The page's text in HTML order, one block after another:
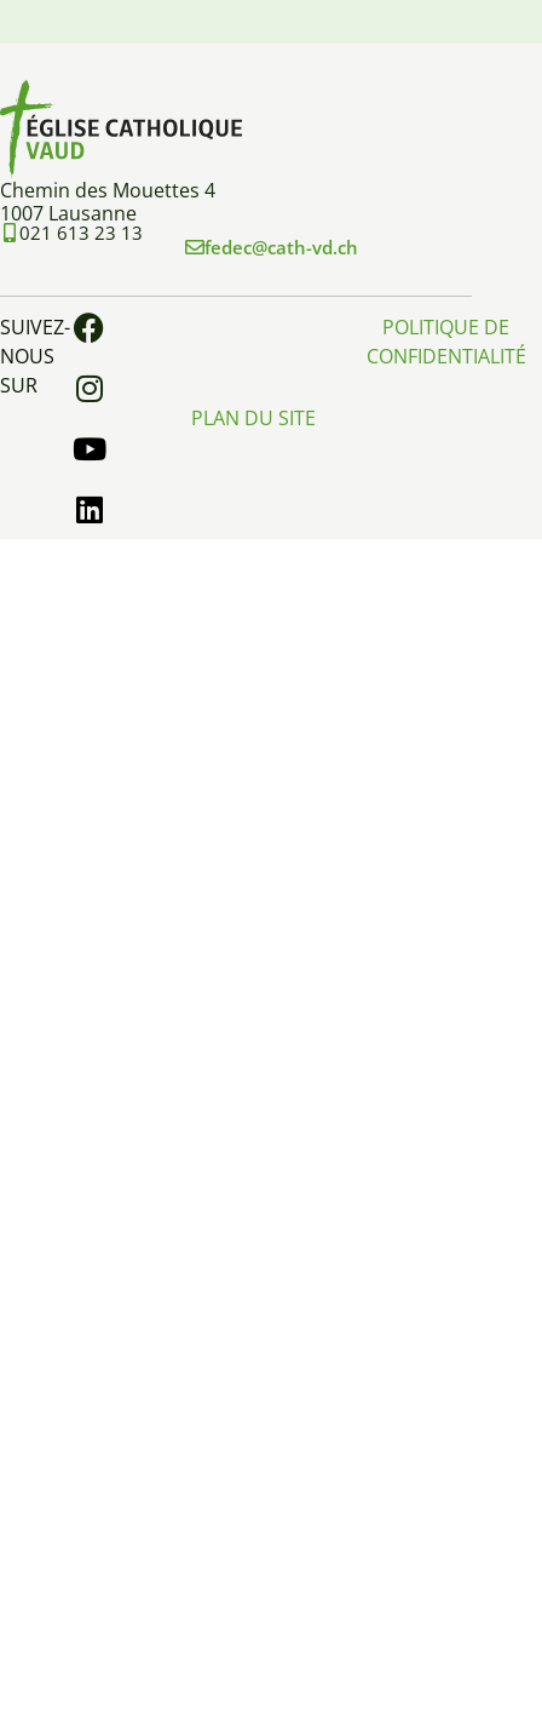
Chemin des Mouettes 4
1007 Lausanne
021 613 23 13
fedec@cath-vd.ch
SUIVEZ-
NOUS
SUR
PLAN DU SITE
POLITIQUE DE
CONFIDENTIALITÉ